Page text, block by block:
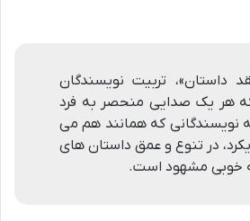
داستان»، تربیت نویسندگان
هر یک صدایی منحصر به فرد
نویسندگانی که همانند هم می
در تنوع و عمق داستان های
خوبی مشهود است.